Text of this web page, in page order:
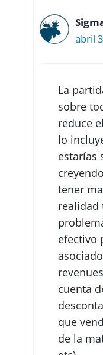
abril
La
sobre
reduce
lo
estarías
tener
realidad
efectivo
cuenta
que
de la